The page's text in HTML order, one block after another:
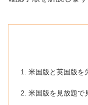
米国版と英国版を
米国版を見放題で